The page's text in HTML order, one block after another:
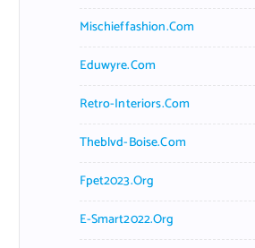
Mischieffashion.com
Eduwyre.com
Retro-Interiors.com
Theblvd-Boise.com
Fpet2023.org
E-Smart2022.org